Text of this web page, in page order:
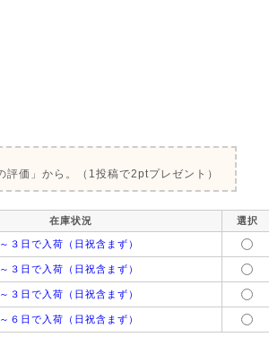
評価」から。（1投稿で2ptプレゼント）
在庫状況 選択
日で入荷（日祝含まず）
日で入荷（日祝含まず）
日で入荷（日祝含まず）
日で入荷（日祝含まず）